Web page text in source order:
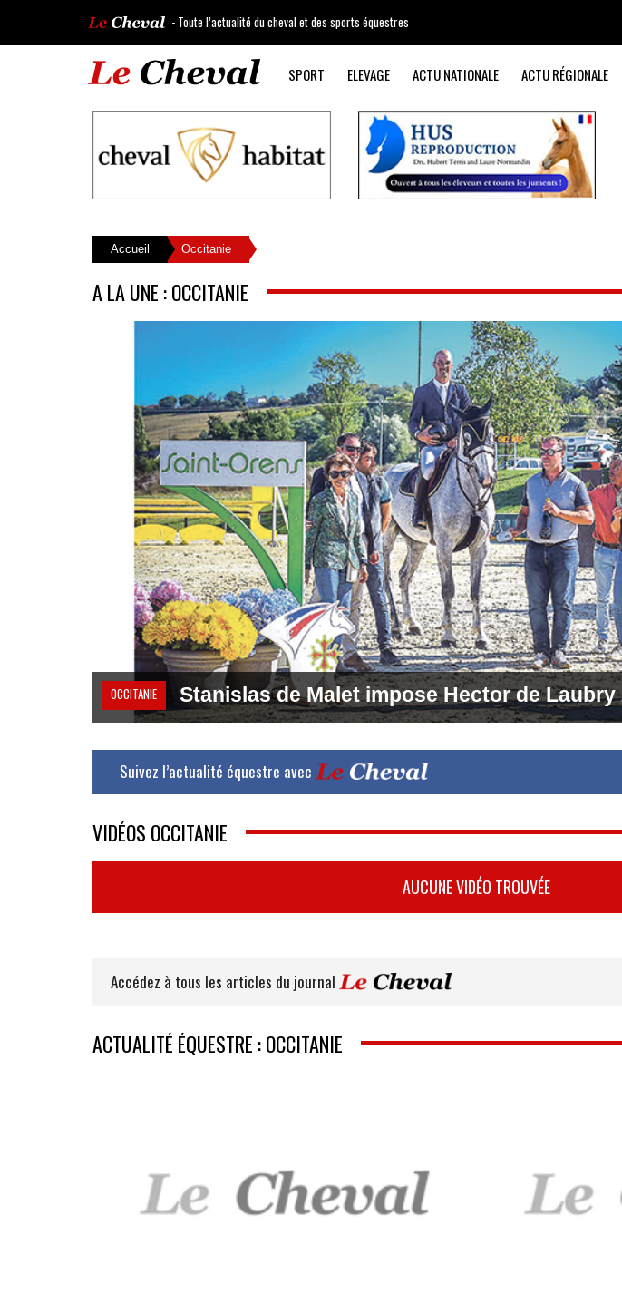
- Toute l’actualité du cheval et des sports équestres
SPORT ELEVAGE ACTU NATIONALE ACTU RÉGIONALE
Accueil Occitanie
A LA UNE : OCCITANIE
OCCITANIE Stanislas de Malet impose Hector de Laubry
Suivez l’actualité équestre avec
VIDÉOS OCCITANIE
AUCUNE VIDÉO TROUVÉE
Accédez à tous les articles du journal
ACTUALITÉ ÉQUESTRE : OCCITANIE